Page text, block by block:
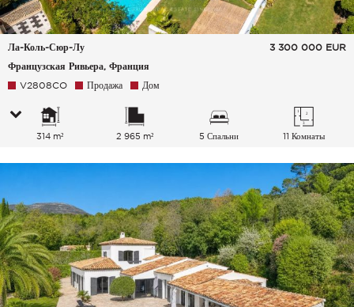
Ла-Коль-Сюр-Лу
Французская Ривьера, Франция
3 300 000 EUR
V2808CO Продажа Дом
314 m² 2 965 m² 5 Спальни 11 Комнаты